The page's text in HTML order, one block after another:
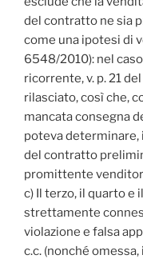
del contratto ne sia
come una ipotesi di
6548/2010): nel
ricorrente, v. p. 21
rilasciato, così che,
mancata consegna
poteva determinare,
del contratto
promittente
c) Il terzo, il quarto e
strettamente
violazione e falsa
c.c. (nonché